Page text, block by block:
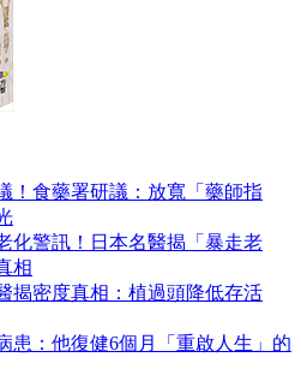
！食藥署研議：放寬「藥師指
化警訊！日本名醫揭「暴走老
相
揭密度真相：植過頭降低存活
患：他復健6個月「重啟人生」的